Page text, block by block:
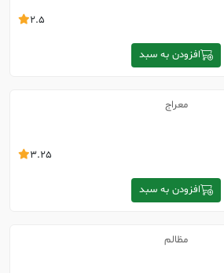
2.5
افزودن به سبد
معراج
3.25
افزودن به سبد
مظالم